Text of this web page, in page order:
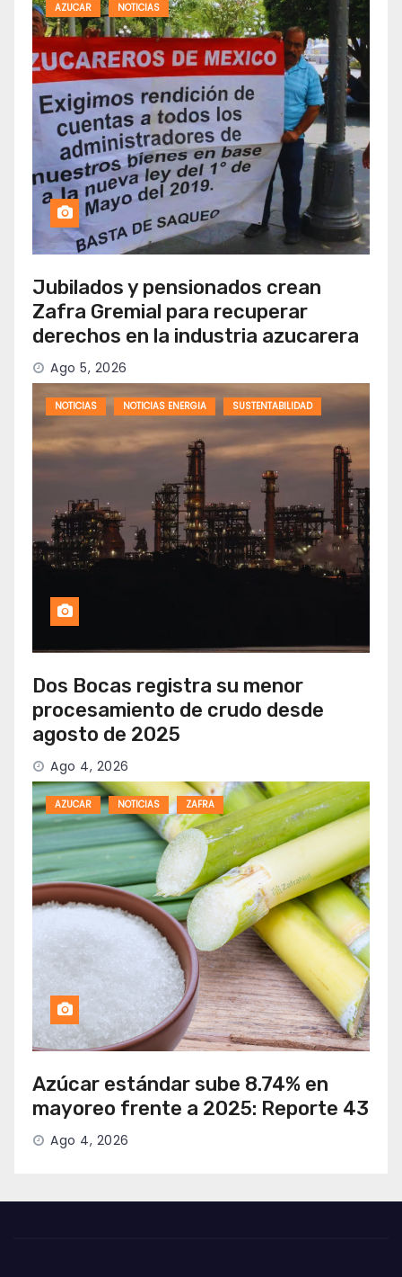
AZUCAR NOTICIAS
Jubilados y pensionados crean
Zafra Gremial para recuperar
derechos en la industria azucarera
Ago 5, 2026
NOTICIAS NOTICIAS ENERGIA SUSTENTABILIDAD
Dos Bocas registra su menor
procesamiento de crudo desde
agosto de 2025
Ago 4, 2026
AZUCAR NOTICIAS ZAFRA
Azúcar estándar sube 8.74% en
mayoreo frente a 2025: Reporte 43
Ago 4, 2026